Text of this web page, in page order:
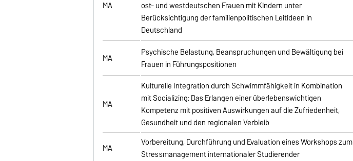
MA
ost- und westdeutschen Frauen mit Kindern unter
Berücksichtigung der familienpolitischen Leitideen in
Deutschland
MA
Psychische Belastung, Beanspruchungen und Bewältigung bei
Frauen in Führungspositionen
MA
Kulturelle Integration durch Schwimmfähigkeit in Kombination
mit Socializing: Das Erlangen einer überlebenswichtigen
Kompetenz mit positiven Auswirkungen auf die Zufriedenheit,
Gesundheit und den regionalen Verbleib
MA
Vorbereitung, Durchführung und Evaluation eines Workshops zum
Stressmanagement internationaler Studierender